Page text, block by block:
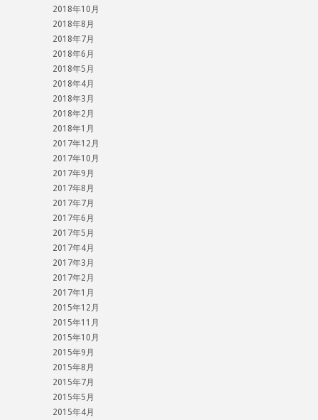
2018年10月
2018年8月
2018年7月
2018年6月
2018年5月
2018年4月
2018年3月
2018年2月
2018年1月
2017年12月
2017年10月
2017年9月
2017年8月
2017年7月
2017年6月
2017年5月
2017年4月
2017年3月
2017年2月
2017年1月
2015年12月
2015年11月
2015年10月
2015年9月
2015年8月
2015年7月
2015年5月
2015年4月